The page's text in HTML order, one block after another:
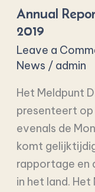
Annual
2019
Leave a
News / admin
Het Meldpunt
presenteert op
evenals de
komt
rapportage en
in het land.
|
Monitor
Discrimination
2019